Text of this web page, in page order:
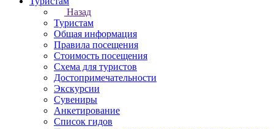
Назад
Туристам
Общая информация
Правила посещения
Стоимость посещения
Схема для туристов
Достопримечательности
Экскурсии
Сувениры
Анкетирование
Список гидов